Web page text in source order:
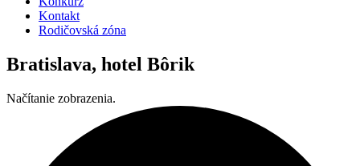
Kontakt
Rodičovská zóna
Bratislava, hotel Bôrik
Načítanie zobrazenia.